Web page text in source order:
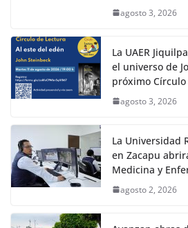
agosto 3, 2026
La UAER
el universo de
próximo
agosto 3, 2026
La Universidad
en Zacapu
Medicina y
agosto 2, 2026